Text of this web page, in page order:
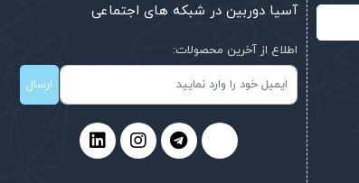
آسیا دوربین در شبکه های اجتماعی
اطلاع از آخرین محصولات:
ارسال